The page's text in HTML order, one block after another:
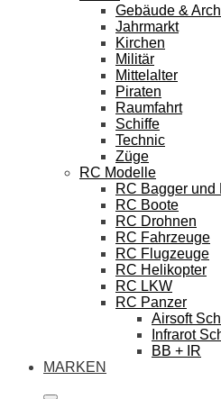
Gebäude &
Jahrmarkt
Kirchen
Militär
Mittelalter
Piraten
Raumfahrt
Schiffe
Technic
Züge
RC Modelle
RC Bagger und
RC Boote
RC Drohnen
RC Fahrzeuge
RC Flugzeuge
RC Helikopter
RC LKW
RC Panzer
Airsoft
Infrarot
BB + IR
MARKEN